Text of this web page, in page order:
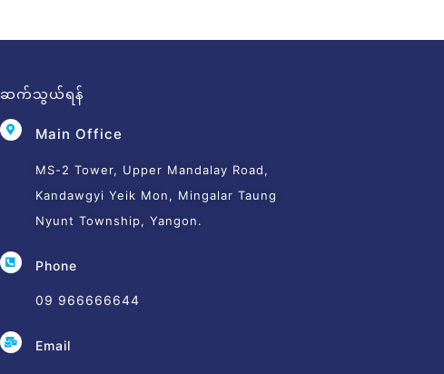
ဆက်သွယ်ရန်
Main Office
MS-2 Tower, Upper Mandalay Road,
Kandawgyi Yeik Mon, Mingalar Taung
Nyunt Township, Yangon.
Phone
09 966666644
Email